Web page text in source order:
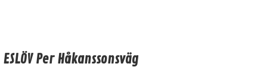
ESLÖV Per Håkanssonsväg